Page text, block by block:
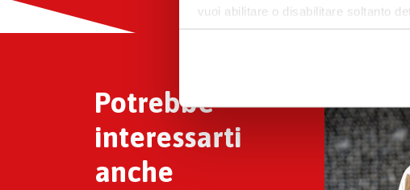
vuoi abilitare o disabilitare soltanto
informazioni e modificare le tue
Potrebbe
interessarti
anche